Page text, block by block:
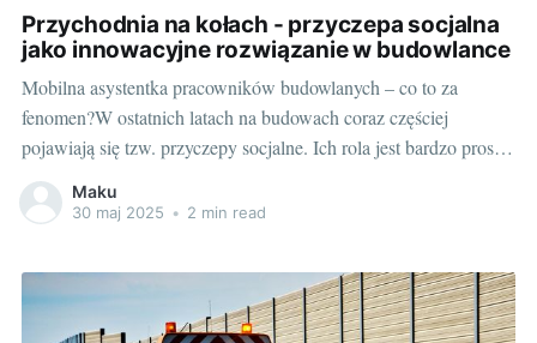
Przychodnia na kołach - przyczepa socjalna
jako innowacyjne rozwiązanie w budowlance
Mobilna asystentka pracowników budowlanych – co to za
fenomen?W ostatnich latach na budowach coraz częściej
pojawiają się tzw. przyczepy socjalne. Ich rola jest bardzo prosta
- służyć jako miejsce wypoczynku, spotkań czy nawet
świadczenia pierwszej pomocy dla pracowników. Możemy je
popularne
Maku
30 maj 2025 • 2 min read